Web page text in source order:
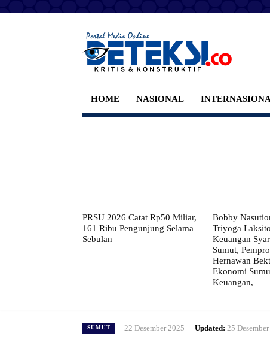
HOME NASIONAL
PRSU 2026 Catat Rp50 Miliar,
161 Ribu Pengunjung Selama
Sebulan
Bobby
Triyoga
Keuangan
Sumut,
Hernawan
Ekonomi
Keuangan,
SUMUT 22 Desember 2025 Updated: 25